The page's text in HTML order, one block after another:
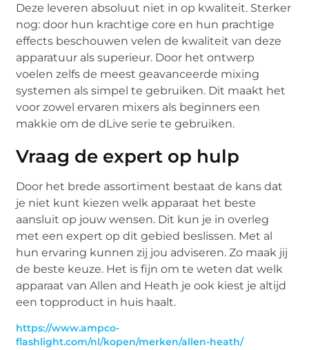
Deze leveren absoluut niet in op kwaliteit. Sterker
nog: door hun krachtige core en hun prachtige
effects beschouwen velen de kwaliteit van deze
apparatuur als superieur. Door het ontwerp
voelen zelfs de meest geavanceerde mixing
systemen als simpel te gebruiken. Dit maakt het
voor zowel ervaren mixers als beginners een
makkie om de dLive serie te gebruiken.
Vraag de expert op hulp
Door het brede assortiment bestaat de kans dat
je niet kunt kiezen welk apparaat het beste
aansluit op jouw wensen. Dit kun je in overleg
met een expert op dit gebied beslissen. Met al
hun ervaring kunnen zij jou adviseren. Zo maak jij
de beste keuze. Het is fijn om te weten dat welk
apparaat van Allen and Heath je ook kiest je altijd
een topproduct in huis haalt.
https://www.ampco-
flashlight.com/nl/kopen/merken/allen-heath/